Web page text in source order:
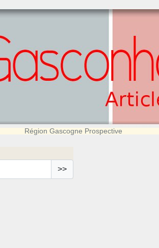
Région Gascogne Prospective
>>